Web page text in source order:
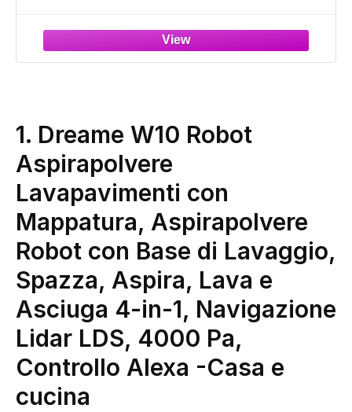
APP/Alexa/WiFi/Siri/IFTTT, Ideale per Pulizia
Domestica/Peli Animali
1. Dreame W10 Robot
Aspirapolvere
Lavapavimenti con
Mappatura, Aspirapolvere
Robot con Base di Lavaggio,
Spazza, Aspira, Lava e
Asciuga 4-in-1, Navigazione
Lidar LDS, 4000 Pa,
Controllo Alexa -Casa e
cucina